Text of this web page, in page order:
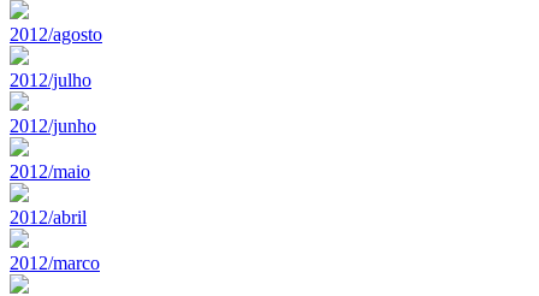
2012/agosto
2012/julho
2012/junho
2012/maio
2012/abril
2012/marco